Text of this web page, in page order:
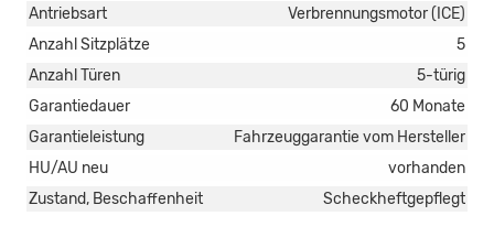
Antriebsart
Verbrennungsmotor (ICE)
Anzahl Sitzplätze
5
Anzahl Türen
5-türig
Garantiedauer
60 Monate
Garantieleistung
Fahrzeuggarantie vom Hersteller
HU/AU neu
vorhanden
Zustand, Beschaffenheit
Scheckheftgepflegt